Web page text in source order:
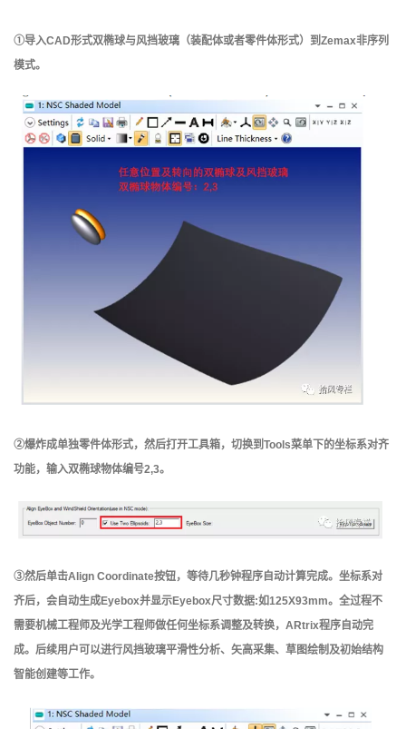
①导入CAD形式双椭球与风挡玻璃（装配体或者零件体形式）到Zemax非序列
模式。
②爆炸成单独零件体形式，然后打开工具箱，切换到Tools菜单下的坐标系对齐
功能，输入双椭球物体编号2,3。
③然后单击Align Coordinate按钮，等待几秒钟程序自动计算完成。坐标系对
齐后，会自动生成Eyebox并显示Eyebox尺寸数据:如125X93mm。全过程不
需要机械工程师及光学工程师做任何坐标系调整及转换，ARtrix程序自动完
成。后续用户可以进行风挡玻璃平滑性分析、矢高采集、草图绘制及初始结构
智能创建等工作。